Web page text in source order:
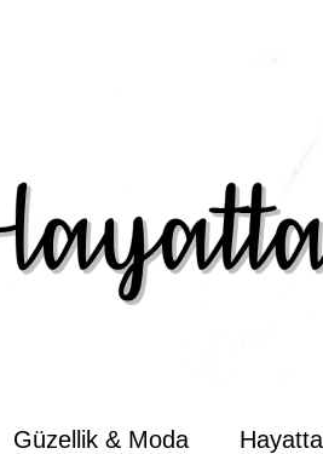
Güzellik & Moda